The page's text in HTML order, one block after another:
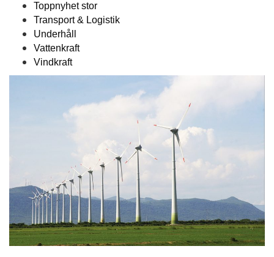
Toppnyhet stor
Transport & Logistik
Underhåll
Vattenkraft
Vindkraft